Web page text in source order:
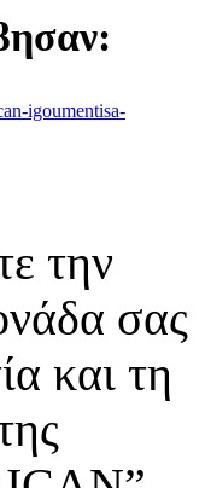
την
σας
και τη